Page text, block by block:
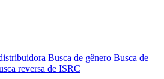
Busca de gênero Busca de
reversa de ISRC